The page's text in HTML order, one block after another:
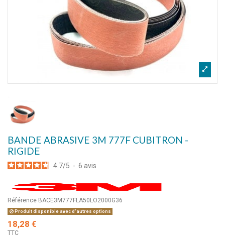
BANDE ABRASIVE 3M 777F CUBITRON -
RIGIDE
4.7/5 - 6 avis
Référence BACE3M777FLA50LO2000G36
Produit disponible avec d'autres options
18,28 €
TTC